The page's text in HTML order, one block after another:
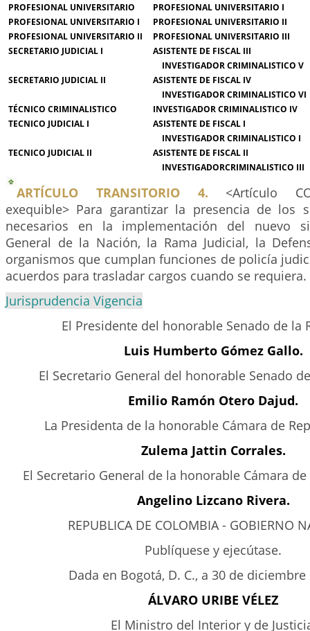
PROFESIONAL UNIVERSITARIO
PROFESIONAL UNIVERSITARIO I
PROFESIONAL UNIVERSITARIO I
PROFESIONAL UNIVERSITARIO II
PROFESIONAL UNIVERSITARIO II
PROFESIONAL UNIVERSITARIO III
SECRETARIO JUDICIAL I
ASISTENTE DE FISCAL III
INVESTIGADOR CRIMINALISTICO V
SECRETARIO JUDICIAL II
ASISTENTE DE FISCAL IV
INVESTIGADOR CRIMINALISTICO VI
TÉCNICO CRIMINALISTICO
INVESTIGADOR CRIMINALISTICO IV
TECNICO JUDICIAL I
ASISTENTE DE FISCAL I
INVESTIGADOR CRIMINALISTICO I
TECNICO JUDICIAL II
ASISTENTE DE FISCAL II
INVESTIGADORCRIMINALISTICO III
ARTÍCULO TRANSITORIO 4. <Artículo
exequible> Para garantizar la presencia de los
necesarios en la implementación del nuevo
General de la Nación, la Rama Judicial, la
organismos que cumplan funciones de policía
acuerdos para trasladar cargos cuando se requiera.
Jurisprudencia Vigencia
El Presidente del honorable Senado de la
Luis Humberto Gómez Gallo.
El Secretario General del honorable Senado
Emilio Ramón Otero Dajud.
La Presidenta de la honorable Cámara de
Zulema Jattin Corrales.
El Secretario General de la honorable Cámara
Angelino Lizcano Rivera.
REPUBLICA DE COLOMBIA - GOBIERNO
Publíquese y ejecútase.
Dada en Bogotá, D. C., a 30 de diciembre
ÁLVARO URIBE VÉLEZ
El Ministro del Interior y de